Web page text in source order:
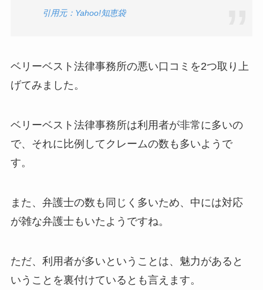
引用元：Yahoo!知恵袋
ベリーベスト法律事務所の悪い口コミを2つ取り上
げてみました。
ベリーベスト法律事務所は利用者が非常に多いの
で、それに比例してクレームの数も多いようで
す。
また、弁護士の数も同じく多いため、中には対応
が雑な弁護士もいたようですね。
ただ、利用者が多いということは、魅力があると
いうことを裏付けているとも言えます。